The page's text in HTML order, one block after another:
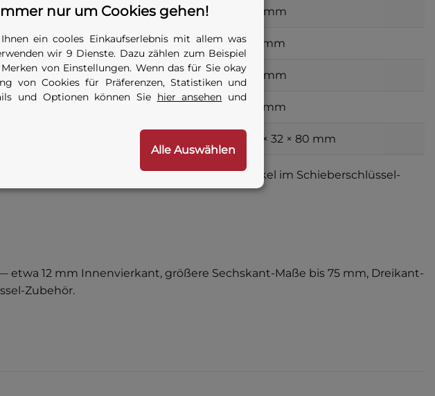
24 mm
27 mm
30 mm
36 mm
und Sicherungsbohrung 32 × 32 × 80 mm
Liste enthalten — sie werden als eigener Artikel im Schieberschlüssel-
12 mm Innenvierkant, größere Sechskant-Maße bis 75 mm, Dreikant-
Zubehör.
nur um Cookies gehen!
ein cooles Einkaufserlebnis mit allem was
wir 9 Dienste. Dazu zählen zum Beispiel
von Einstellungen. Wenn das für Sie okay
von Cookies für Präferenzen, Statistiken und
und Optionen können Sie hier ansehen und
Alle Auswählen